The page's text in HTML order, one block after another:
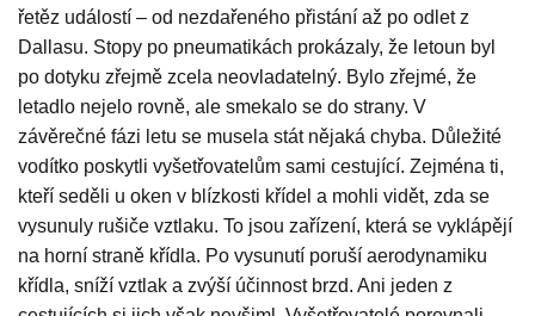
řetěz událostí – od nezdařeného přistání až po odlet z
Dallasu. Stopy po pneumatikách prokázaly, že letoun byl
po dotyku zřejmě zcela neovladatelný. Bylo zřejmé, že
letadlo nejelo rovně, ale smekalo se do strany. V
závěrečné fázi letu se musela stát nějaká chyba. Důležité
vodítko poskytli vyšetřovatelům sami cestující. Zejména ti,
kteří seděli u oken v blízkosti křídel a mohli vidět, zda se
vysunuly rušiče vztlaku. To jsou zařízení, která se vyklápějí
na horní straně křídla. Po vysunutí poruší aerodynamiku
křídla, sníží vztlak a zvýší účinnost brzd. Ani jeden z